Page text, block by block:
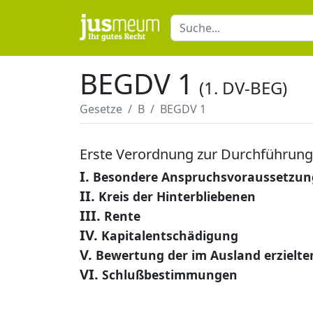
BEGDV 1 (1. DV-BEG)
Gesetze B BEGDV 1
Erste Verordnung zur
I. Besondere
II. Kreis der Hinterbliebenen
III. Rente
IV. Kapitalentschädigung
V. Bewertung der im Ausland
VI. Schlußbestimmungen